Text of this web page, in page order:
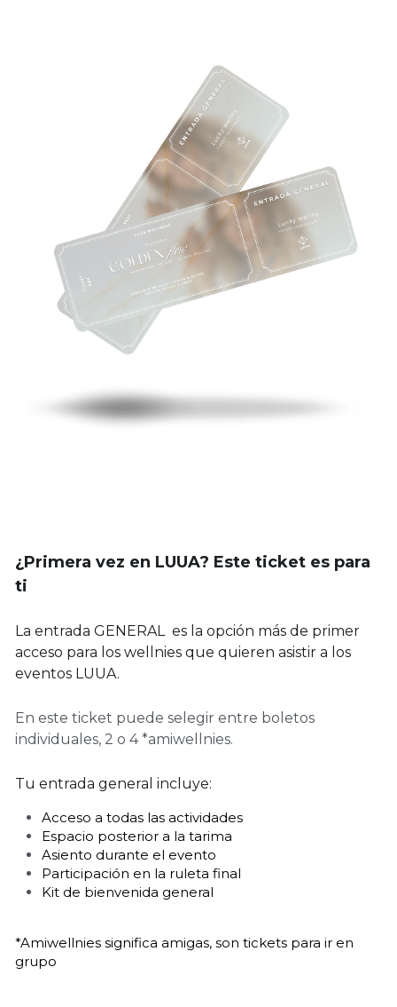
¿Primera vez en LUUA? Este ticket es para
ti
La entrada GENERAL  es la opción más de primer
acceso para los wellnies que quieren asistir a los
eventos LUUA.
En este ticket puede selegir entre boletos
individuales, 2 o 4 *amiwellnies.
Tu entrada general incluye:
Acceso a todas las actividades
Espacio posterior a la tarima
Asiento durante el evento
Participación en la ruleta final
Kit de bienvenida general
*Amiwellnies significa amigas, son tickets para ir en
grupo